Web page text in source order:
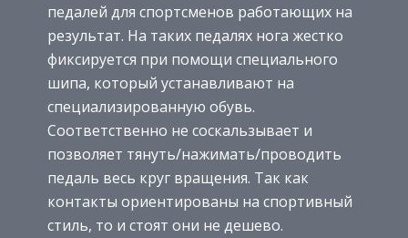
педалей для спортсменов работающих на
результат. На таких педалях нога жестко
фиксируется при помощи специального
шипа, который устанавливают на
специализированную обувь.
Соответственно не соскальзывает и
позволяет тянуть/нажимать/проводить
педаль весь круг вращения. Так как
контакты ориентированы на спортивный
стиль, то и стоят они не дешево.